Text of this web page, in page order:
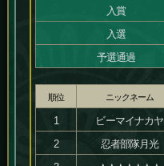
入賞
入選
予選通過
順位 ニックネーム
1 ビーマイナカヤ
2
忍者部隊月光